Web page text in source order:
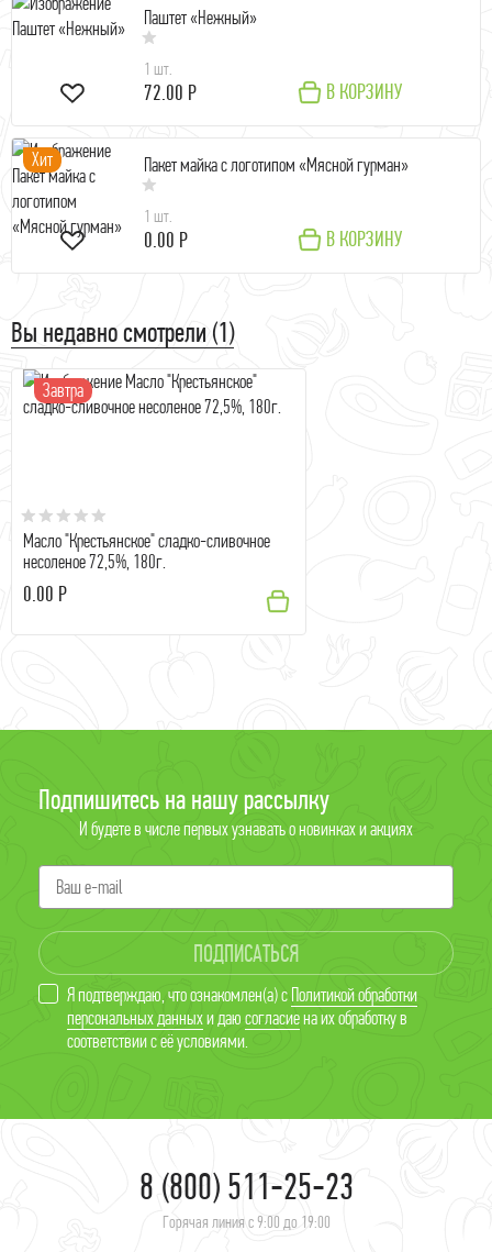
Паштет «Нежный»
1 шт.
72.00 Р В КОРЗИНУ
Хит Пакет майка с логотипом «Мясной гурман»
1 шт.
0.00 Р В КОРЗИНУ
Вы недавно смотрели (1)
Завтра
Масло "Крестьянское" сладко-сливочное
несоленое 72,5%, 180г.
0.00 Р
Подпишитесь на нашу рассылку
И будете в числе первых узнавать о новинках и акциях
ПОДПИСАТЬСЯ
Я подтверждаю, что ознакомлен(а) с Политикой обработки
персональных данныхи даю согласиена их обработку в
соответствии с её условиями.
8 (800) 511-25-23
Горячая линия с 9:00 до 19:00